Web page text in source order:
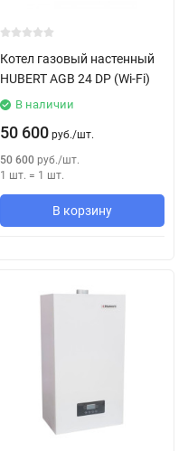
Котел газовый настенный
HUBERT AGB 24 DP (Wi-Fi)
В наличии
50 600 руб./шт.
50 600 руб./шт.
1 шт. = 1 шт.
В корзину